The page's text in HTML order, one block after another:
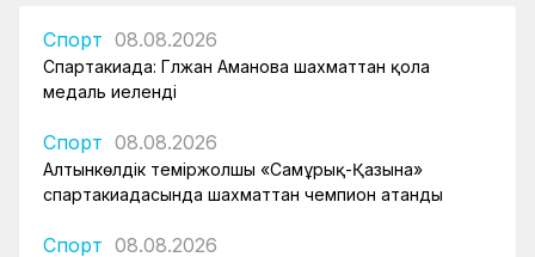
Спорт 08.08.2026
Спартакиада: Гүлжан Аманова шахматтан қола
медаль иеленді
Спорт 08.08.2026
Алтынкөлдік теміржолшы «Самұрық-Қазына»
спартакиадасында шахматтан чемпион атанды
Спорт 08.08.2026